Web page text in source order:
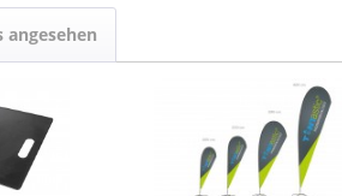
angesehen